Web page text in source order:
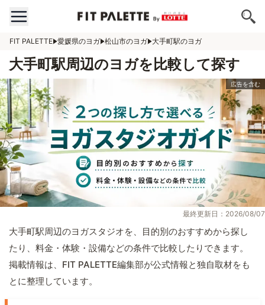
FIT PALETTE 愛媛県のヨガ 松山市のヨガ 大手町駅のヨガ
大手町駅周辺のヨガを比較して探す
最終更新日：2026/08/07
大手町駅周辺のヨガスタジオを、目的別のおすすめから探し
たり、料金・体験・設備などの条件で比較したりできます。
掲載情報は、FIT PALETTE編集部が公式情報と独自取材をも
とに整理しています。